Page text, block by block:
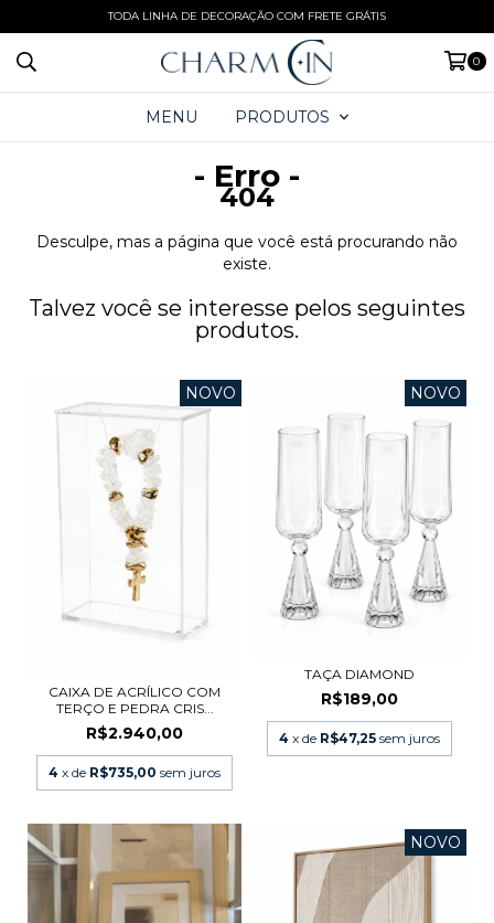
TODA LINHA DE DECORAÇÃO COM FRETE GRÁTIS
0
MENU PRODUTOS
- Erro -
404
Desculpe, mas a página que você está procurando não
existe.
Talvez você se interesse pelos seguintes
produtos.
NOVO
CAIXA DE ACRÍLICO COM
TERÇO E PEDRA CRIS...
R$2.940,00
4 x de R$735,00 sem juros
NOVO
TAÇA DIAMOND
R$189,00
4 x de R$47,25 sem juros
NOVO